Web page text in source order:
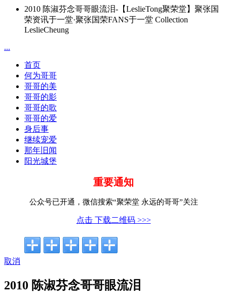
2010 陈淑芬念哥哥眼流泪-【LeslieTong聚荣堂】聚张国
荣资讯于一堂·聚张国荣FANS于一堂 Collection
LeslieCheung
...
首页
何为哥哥
哥哥的美
哥哥的影
哥哥的歌
哥哥的爱
身后事
继续宠爱
那年旧闻
阳光城堡
重要通知
公众号已开通，微信搜索“聚荣堂 永远的哥哥”关注
点击 下载二维码 >>>
取消
2010 陈淑芬念哥哥眼流泪